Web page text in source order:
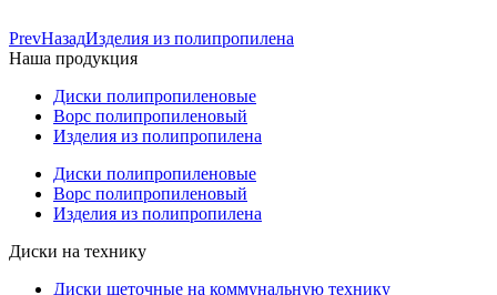
PrevНазадИзделия из полипропилена
Наша продукция
Диски полипропиленовые
Ворс полипропиленовый
Изделия из полипропилена
Диски полипропиленовые
Ворс полипропиленовый
Изделия из полипропилена
Диски на технику
Диски щеточные на коммунальную технику